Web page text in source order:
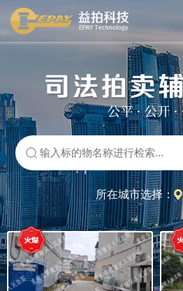
所在城市选择：